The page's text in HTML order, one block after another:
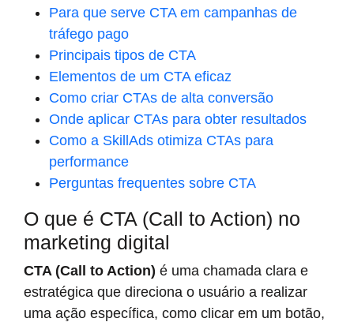
Para que serve CTA em campanhas de
tráfego pago
Principais tipos de CTA
Elementos de um CTA eficaz
Como criar CTAs de alta conversão
Onde aplicar CTAs para obter resultados
Como a SkillAds otimiza CTAs para
performance
Perguntas frequentes sobre CTA
O que é CTA (Call to Action) no
marketing digital
CTA (Call to Action) é uma chamada clara e
estratégica que direciona o usuário a realizar
uma ação específica, como clicar em um botão,